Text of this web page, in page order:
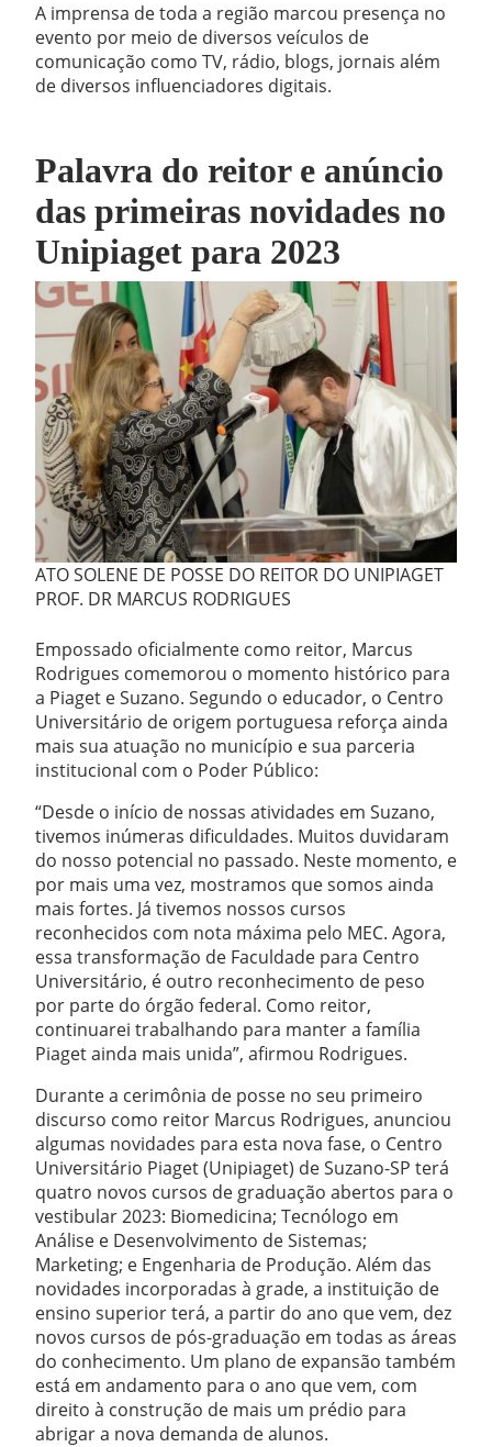
A imprensa de toda a região marcou presença no
evento por meio de diversos veículos de
comunicação como TV, rádio, blogs, jornais além
de diversos influenciadores digitais.
Palavra do reitor e anúncio
das primeiras novidades no
Unipiaget para 2023
ATO SOLENE DE POSSE DO REITOR DO UNIPIAGET
PROF. DR MARCUS RODRIGUES
Empossado oficialmente como reitor, Marcus
Rodrigues comemorou o momento histórico para
a Piaget e Suzano. Segundo o educador, o Centro
Universitário de origem portuguesa reforça ainda
mais sua atuação no município e sua parceria
institucional com o Poder Público:
“Desde o início de nossas atividades em Suzano,
tivemos inúmeras dificuldades. Muitos duvidaram
do nosso potencial no passado. Neste momento, e
por mais uma vez, mostramos que somos ainda
mais fortes. Já tivemos nossos cursos
reconhecidos com nota máxima pelo MEC. Agora,
essa transformação de Faculdade para Centro
Universitário, é outro reconhecimento de peso
por parte do órgão federal. Como reitor,
continuarei trabalhando para manter a família
Piaget ainda mais unida”, afirmou Rodrigues.
Durante a cerimônia de posse no seu primeiro
discurso como reitor Marcus Rodrigues, anunciou
algumas novidades para esta nova fase, o Centro
Universitário Piaget (Unipiaget) de Suzano-SP terá
quatro novos cursos de graduação abertos para o
vestibular 2023: Biomedicina; Tecnólogo em
Análise e Desenvolvimento de Sistemas;
Marketing; e Engenharia de Produção. Além das
novidades incorporadas à grade, a instituição de
ensino superior terá, a partir do ano que vem, dez
novos cursos de pós-graduação em todas as áreas
do conhecimento. Um plano de expansão também
está em andamento para o ano que vem, com
direito à construção de mais um prédio para
abrigar a nova demanda de alunos.